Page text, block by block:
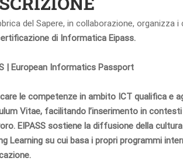
del Sapere, in collaborazione, organizza i
ertificazione di Informatica Eipass.
| European Informatics Passport
le competenze in ambito ICT qualifica e
Vitae, facilitando l’inserimento in
EIPASS sostiene la diffusione della
Learning su cui basa i propri programmi